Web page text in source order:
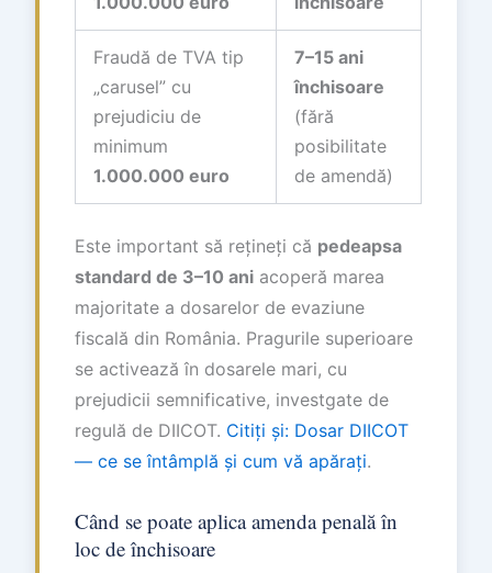
Fraudă de TVA tip
„carusel” cu
prejudiciu de
minimum
1.000.000 euro
7–15 ani
închisoare
(fără
posibilitate
de amendă)
Este important să rețineți că pedeapsa
standard de 3–10 ani acoperă marea
majoritate a dosarelor de evaziune
fiscală din România. Pragurile superioare
se activează în dosarele mari, cu
prejudicii semnificative, investgate de
regulă de DIICOT. Citiți și: Dosar DIICOT
— ce se întâmplă și cum vă apărați.
Când se poate aplica amenda penală în
loc de închisoare